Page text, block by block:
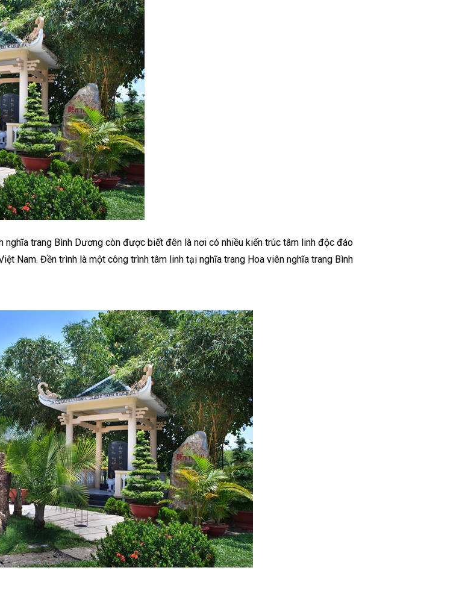
nghĩa trang Bình Dương còn được biết đên là nơi có nhiều kiến trúc tâm linh độc đáo
Nam. Đền trình là một công trình tâm linh tại nghĩa trang Hoa viên nghĩa trang Bình